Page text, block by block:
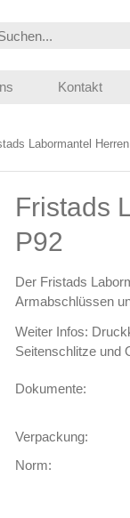
Kontakt
Labormantel
Fristads
P92
Der Fristads
Armabschlüssen
Weiter Infos:
Seitenschlitze und
Dokumente:
Verpackung:
Norm: